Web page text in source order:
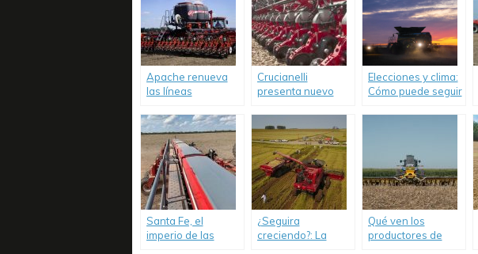
Apache renueva
las líneas
Crucianelli
presenta nuevo
Elecciones y clima:
Cómo puede seguir
Santa Fe, el
imperio de las
¿Seguira
creciendo?: La
Qué ven los
productores de